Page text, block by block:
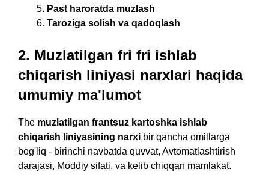
Past haroratda muzlash
Taroziga solish va qadoqlash
2. Muzlatilgan fri fri ishlab
chiqarish liniyasi narxlari haqida
umumiy ma'lumot
The muzlatilgan frantsuz kartoshka ishlab
chiqarish liniyasining narxi bir qancha omillarga
bog'liq - birinchi navbatda quvvat, Avtomatlashtirish
darajasi, Moddiy sifati, va kelib chiqqan mamlakat.